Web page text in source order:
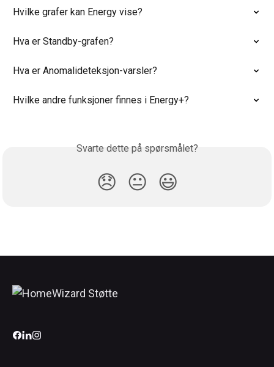
Hvilke grafer kan Energy vise?
Hva er Standby-grafen?
Hva er Anomalideteksjon-varsler?
Hvilke andre funksjoner finnes i Energy+?
Svarte dette på spørsmålet?
😞 😐 😃